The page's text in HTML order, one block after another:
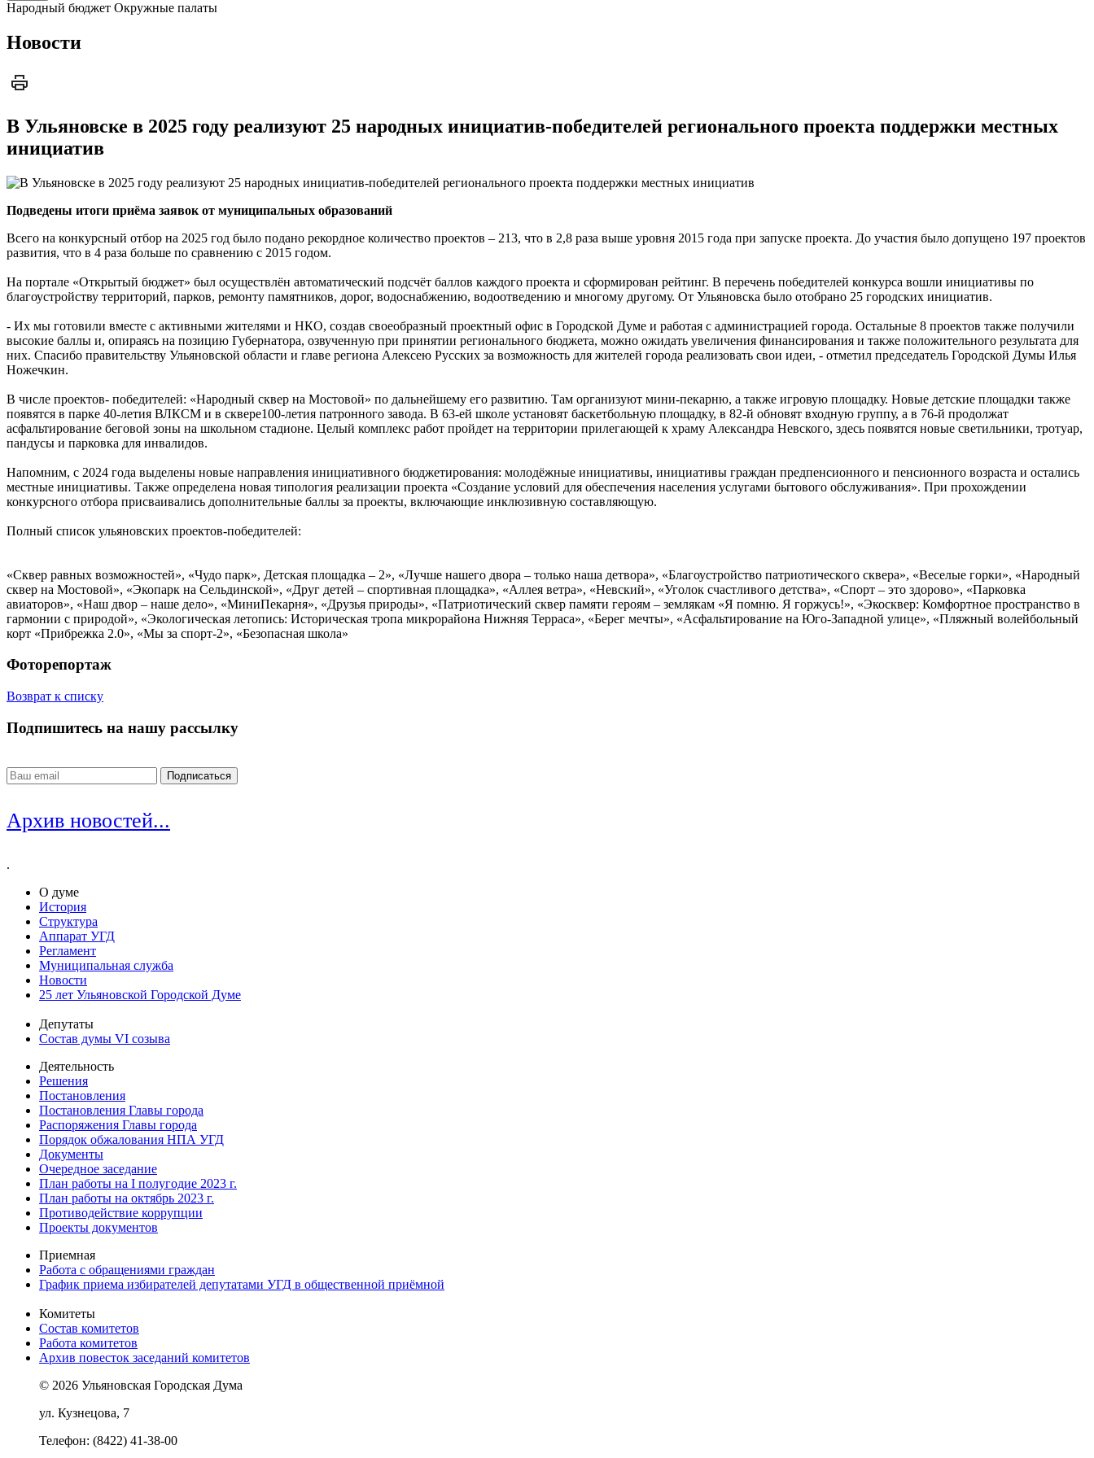
Народный бюджет Окружные палаты
Новости
В Ульяновске в 2025 году реализуют 25 народных инициатив-победителей регионального проекта поддержки местных
инициатив
Подведены итоги приёма заявок от муниципальных образований
Всего на конкурсный отбор на 2025 год было подано рекордное количество проектов – 213, что в 2,8 раза выше уровня 2015 года при запуске проекта. До участия было допущено 197 проектов
развития, что в 4 раза больше по сравнению с 2015 годом.
На портале «Открытый бюджет» был осуществлён автоматический подсчёт баллов каждого проекта и сформирован рейтинг. В перечень победителей конкурса вошли инициативы по
благоустройству территорий, парков, ремонту памятников, дорог, водоснабжению, водоотведению и многому другому. От Ульяновска было отобрано 25 городских инициатив.
- Их мы готовили вместе с активными жителями и НКО, создав своеобразный проектный офис в Городской Думе и работая с администрацией города. Остальные 8 проектов также получили
высокие баллы и, опираясь на позицию Губернатора, озвученную при принятии регионального бюджета, можно ожидать увеличения финансирования и также положительного результата для
них. Спасибо правительству Ульяновской области и главе региона Алексею Русских за возможность для жителей города реализовать свои идеи, - отметил председатель Городской Думы Илья
Ножечкин.
В числе проектов- победителей: «Народный сквер на Мостовой» по дальнейшему его развитию. Там организуют мини-пекарню, а также игровую площадку. Новые детские площадки также
появятся в парке 40-летия ВЛКСМ и в сквере100-летия патронного завода. В 63-ей школе установят баскетбольную площадку, в 82-й обновят входную группу, а в 76-й продолжат
асфальтирование беговой зоны на школьном стадионе. Целый комплекс работ пройдет на территории прилегающей к храму Александра Невского, здесь появятся новые светильники, тротуар,
пандусы и парковка для инвалидов.
Напомним, с 2024 года выделены новые направления инициативного бюджетирования: молодёжные инициативы, инициативы граждан предпенсионного и пенсионного возраста и остались
местные инициативы. Также определена новая типология реализации проекта «Создание условий для обеспечения населения услугами бытового обслуживания». При прохождении
конкурсного отбора присваивались дополнительные баллы за проекты, включающие инклюзивную составляющую.
Полный список ульяновских проектов-победителей:
«Сквер равных возможностей», «Чудо парк», Детская площадка – 2», «Лучше нашего двора – только наша детвора», «Благоустройство патриотического сквера», «Веселые горки», «Народный
сквер на Мостовой», «Экопарк на Сельдинской», «Друг детей – спортивная площадка», «Аллея ветра», «Невский», «Уголок счастливого детства», «Спорт – это здорово», «Парковка
авиаторов», «Наш двор – наше дело», «МиниПекарня», «Друзья природы», «Патриотический сквер памяти героям – землякам «Я помню. Я горжусь!», «Экосквер: Комфортное пространство в
гармонии с природой», «Экологическая летопись: Историческая тропа микрорайона Нижняя Терраса», «Берег мечты», «Асфальтирование на Юго-Западной улице», «Пляжный волейбольный
корт «Прибрежка 2.0», «Мы за спорт-2», «Безопасная школа»
Фоторепортаж
Возврат к списку
Подпишитесь на нашу рассылку
Архив новостей...
.
О думе
История
Структура
Аппарат УГД
Регламент
Муниципальная служба
Новости
25 лет Ульяновской Городской Думе
Депутаты
Состав думы VI созыва
Деятельность
Решения
Постановления
Постановления Главы города
Распоряжения Главы города
Порядок обжалования НПА УГД
Документы
Очередное заседание
План работы на I полугодие 2023 г.
План работы на октябрь 2023 г.
Противодействие коррупции
Проекты документов
Приемная
Работа с обращениями граждан
График приема избирателей депутатами УГД в общественной приёмной
Комитеты
Состав комитетов
Работа комитетов
Архив повесток заседаний комитетов
© 2026 Ульяновская Городская Дума
ул. Кузнецова, 7
Телефон: (8422) 41-38-00